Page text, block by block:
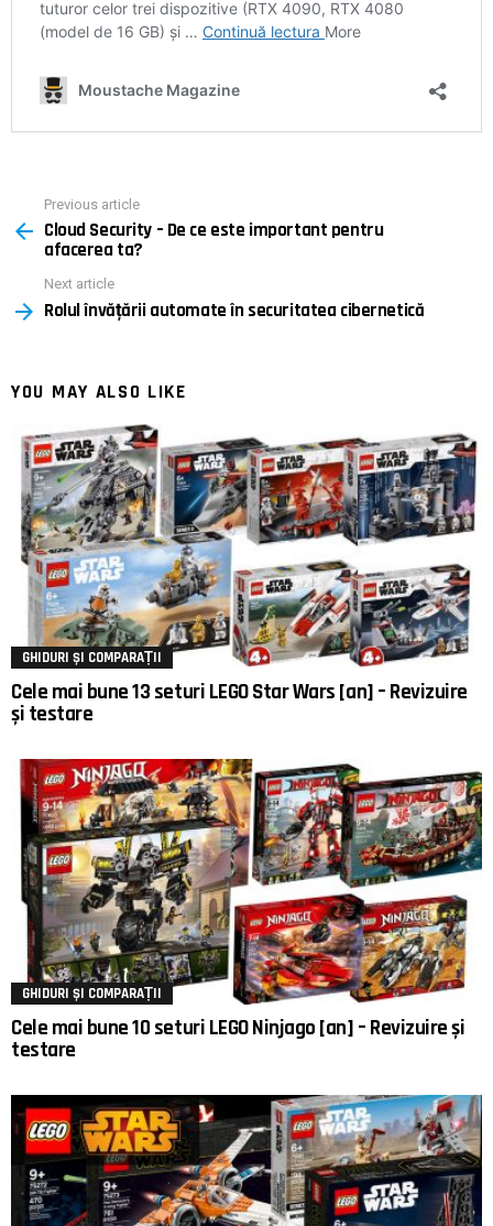
more
Previous article
Cloud Security – De ce este important pentru
afacerea ta?
Next article
Rolul învățării automate în securitatea cibernetică
YOU MAY ALSO LIKE
GHIDURI ȘI COMPARAȚII
Cele mai bune 13 seturi LEGO Star Wars [an] – Revizuire
și testare
GHIDURI ȘI COMPARAȚII
Cele mai bune 10 seturi LEGO Ninjago [an] – Revizuire și
testare